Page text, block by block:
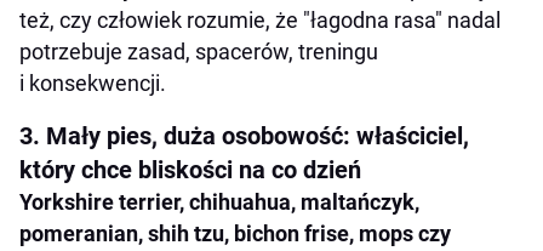
też, czy człowiek rozumie, że "łagodna rasa" nadal
potrzebuje zasad, spacerów, treningu
i konsekwencji.
3. Mały pies, duża osobowość: właściciel,
który chce bliskości na co dzień
Yorkshire terrier, chihuahua, maltańczyk,
pomeranian, shih tzu, bichon frise, mops czy